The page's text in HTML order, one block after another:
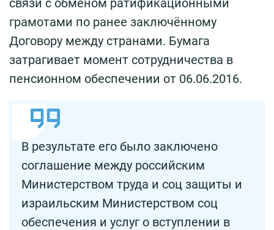
грамотами по ранее заключённому
Договору между странами. Бумага
затрагивает момент сотрудничества в
пенсионном обеспечении от 06.06.2016.
В результате его было заключено
соглашение между российским
Министерством труда и соц защиты и
израильским Министерством соц
обеспечения и услуг о вступлении в